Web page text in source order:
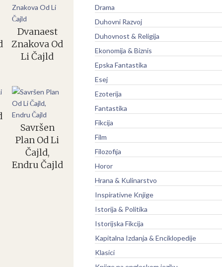
Dvanaest
Znakova Od
Li Čajld
Savršen
Plan Od Li
Čajld,
Endru Čajld
Drama
Duhovni Razvoj
Duhovnost & Religija
Ekonomija & Biznis
Epska Fantastika
Esej
Ezoterija
Fantastika
Fikcija
Film
Filozofija
Horor
Hrana & Kulinarstvo
Inspirativne Knjige
Istorija & Politika
Istorijska Fikcija
Kapitalna Izdanja & Enciklopedije
Klasici